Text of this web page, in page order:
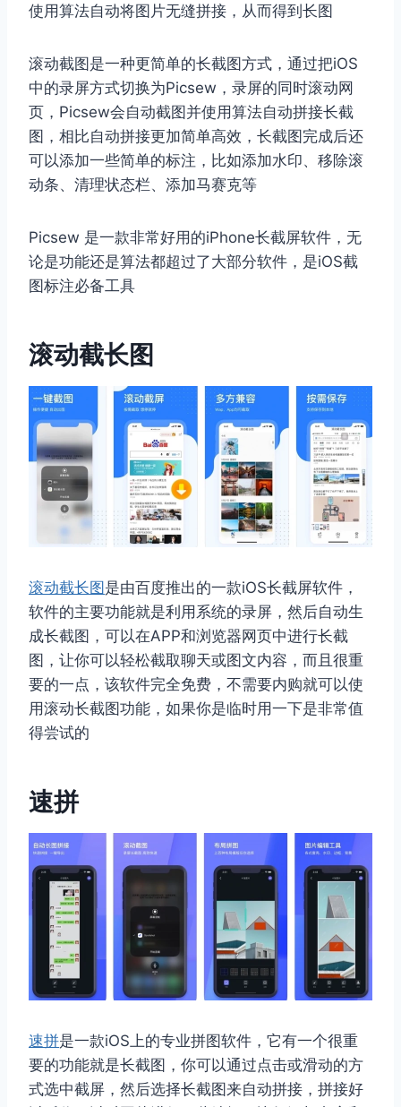
使用算法自动将图片无缝拼接，从而得到长图
滚动截图是一种更简单的长截图方式，通过把iOS
中的录屏方式切换为Picsew，录屏的同时滚动网
页，Picsew会自动截图并使用算法自动拼接长截
图，相比自动拼接更加简单高效，长截图完成后还
可以添加一些简单的标注，比如添加水印、移除滚
动条、清理状态栏、添加马赛克等
Picsew 是一款非常好用的iPhone长截屏软件，无
论是功能还是算法都超过了大部分软件，是iOS截
图标注必备工具
滚动截长图
滚动截长图是由百度推出的一款iOS长截屏软件，
软件的主要功能就是利用系统的录屏，然后自动生
成长截图，可以在APP和浏览器网页中进行长截
图，让你可以轻松截取聊天或图文内容，而且很重
要的一点，该软件完全免费，不需要内购就可以使
用滚动长截图功能，如果你是临时用一下是非常值
得尝试的
速拼
速拼是一款iOS上的专业拼图软件，它有一个很重
要的功能就是长截图，你可以通过点击或滑动的方
式选中截屏，然后选择长截图来自动拼接，拼接好